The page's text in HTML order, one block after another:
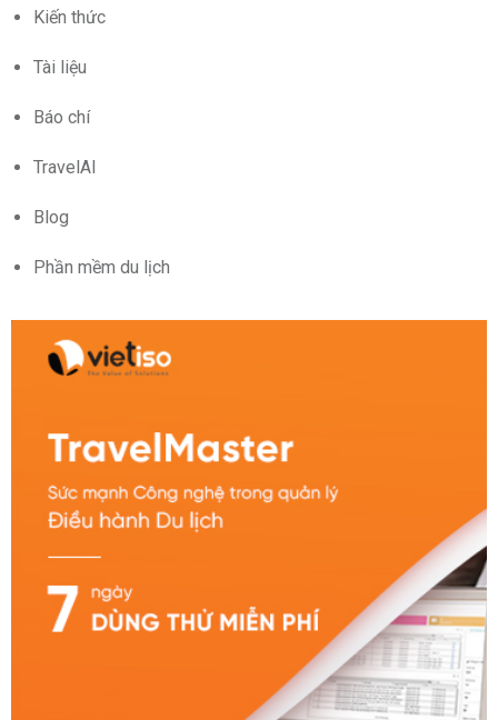
Kiến thức
Tài liệu
Báo chí
TravelAI
Blog
Phần mềm du lịch